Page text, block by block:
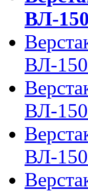
ВЛ-
ВЛ-
ВЛ-
ВЛ-